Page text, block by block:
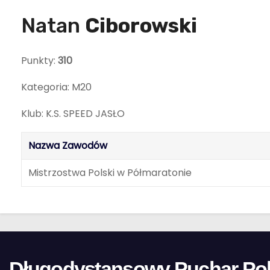
Natan Ciborowski
Punkty: 310
Kategoria: M20
Klub: K.S. SPEED JASŁO
Nazwa Zawodów
Mistrzostwa Polski w Półmaratonie